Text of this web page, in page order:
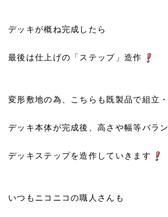
デッキが概ね完成したら
最後は仕上げの「ステップ」造作
変形敷地の為、こちらも既製品で組立
デッキ本体が完成後、高さや幅等バラ
デッキステップを造作していきます
いつもニコニコの職人さんも